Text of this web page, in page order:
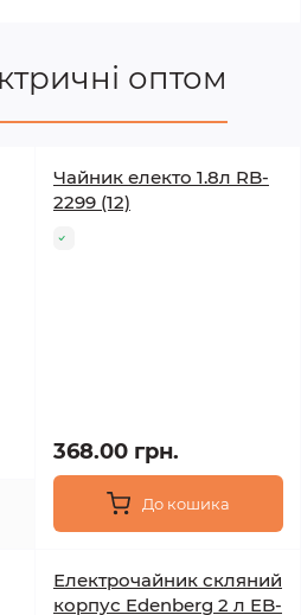
оптом
Чайник електо 1.8л RB-
2299 (12)
368.00 грн.
До кошика
Електрочайник скляний
корпус Edenberg 2 л EB-